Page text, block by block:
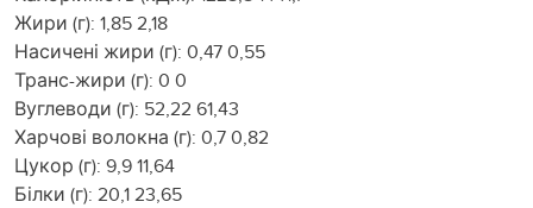
Жири (г): 1,85 2,18
Насичені жири (г): 0,47 0,55
Транс-жири (г): 0 0
Вуглеводи (г): 52,22 61,43
Харчові волокна (г): 0,7 0,82
Цукор (г): 9,9 11,64
Білки (г): 20,1 23,65